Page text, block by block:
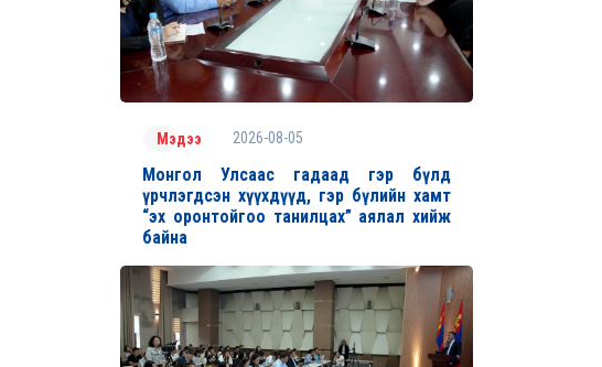
Мэдээ 2026-08-05
Монгол Улсаас гадаад гэр бүлд
үрчлэгдсэн хүүхдүүд, гэр бүлийн хамт
“эх оронтойгоо танилцах” аялал хийж
байна